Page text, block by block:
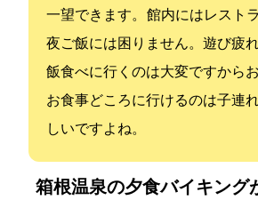
一望できます。 館内にはレスト
夜ご飯には困りません。遊び疲
飯食べに行くのは大変ですから
お食事どころに行けるのは子連
しいですよね。
箱根温泉の夕食バイキング